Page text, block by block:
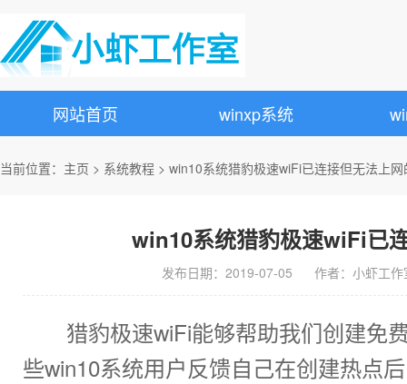
网站首页 winxp系统
当前位置： 主页 > 系统教程 > win10系统猎豹极速wiFi已连接但无法上
win10系统猎豹极速wiFi已
发布日期：2019-07-05 作者：小虾工
猎豹极速wiFi能够帮助我们创建免
些win10系统用户反馈自己在创建热点